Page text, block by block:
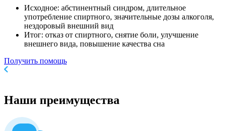
Исходное: абстинентный синдром, длительное
употребление спиртного, значительные дозы алкоголя,
нездоровый внешний вид
Итог: отказ от спиртного, снятие боли, улучшение
внешнего вида, повышение качества сна
Получить помощь
Наши преимущества